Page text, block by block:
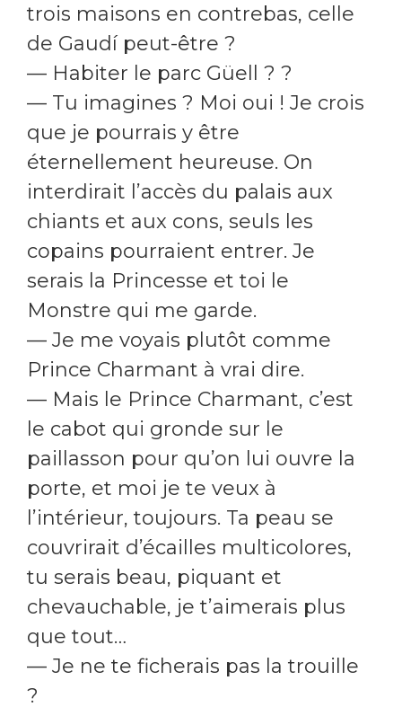
trois maisons en contrebas, celle
de Gaudí peut-être ?
— Habiter le parc Güell ? ?
— Tu imagines ? Moi oui ! Je crois
que je pourrais y être
éternellement heureuse. On
interdirait l’accès du palais aux
chiants et aux cons, seuls les
copains pourraient entrer. Je
serais la Princesse et toi le
Monstre qui me garde.
— Je me voyais plutôt comme
Prince Charmant à vrai dire.
— Mais le Prince Charmant, c’est
le cabot qui gronde sur le
paillasson pour qu’on lui ouvre la
porte, et moi je te veux à
l’intérieur, toujours. Ta peau se
couvrirait d’écailles multicolores,
tu serais beau, piquant et
chevauchable, je t’aimerais plus
que tout…
— Je ne te ficherais pas la trouille
?